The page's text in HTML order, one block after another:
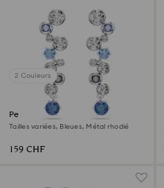
2 Couleurs
Pendants d'oreilles Constella
Tailles variées, Bleues, Métal rhodié
159 CHF